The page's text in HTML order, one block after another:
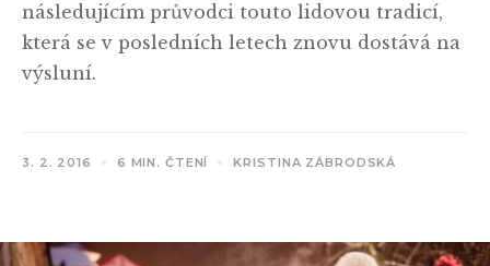
následujícím průvodci touto lidovou tradicí,
která se v posledních letech znovu dostává na
výsluní.
3. 2. 2016 6 MIN. ČTENÍ KRISTINA ZÁBRODSKÁ